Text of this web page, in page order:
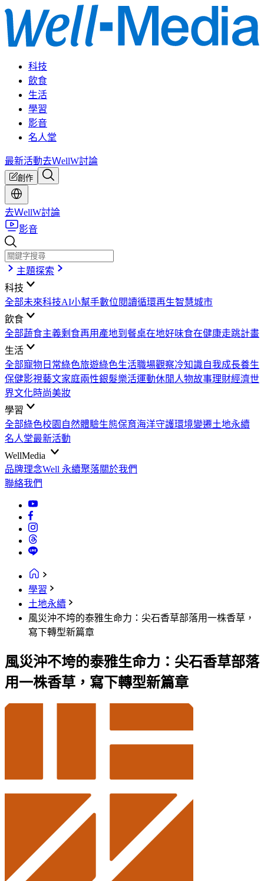
科技
飲食
生活
學習
影音
名人堂
最新活動去ＷellW討論
創作
去ＷellW討論
影音
主題探索
科技
全部未來科技AI小幫手數位閱讀循環再生智慧城市
飲食
全部蔬食主義剩食再用 產地到餐桌在地好味食在健康走跳計畫
生活
全部寵物日常綠色旅遊綠色生活職場觀察冷知識自我成長養生
保健影視藝文家庭兩性銀髮樂活運動休閒 人物故事理財經濟世
界文化時尚美妝
學習
全部綠色校園 自然體驗生態保育海洋守護環境變遷土地永續
名人堂最新活動
WellMedia
品牌理念Well 永續聚落關於我們
聯絡我們
學習
土地永續
風災沖不垮的泰雅生命力：尖石香草部落用一株香草，
寫下轉型新篇章
風災沖不垮的泰雅生命力：尖石香草部落
用一株香草，寫下轉型新篇章